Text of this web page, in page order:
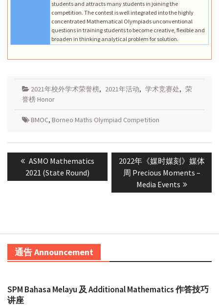
students and attracts many students in joining the
competition. The contest is well integrated into the highly
concentrated Mathematical Olympiads unconventional
questions in training students to become creative, flexible and
broaden in thinking analytical problem for solution.
2021年校外学术荣誉榜, 2021年活动, 学术竞赛处, 荣
誉榜 Honor
BMOC, Borneo Maths Olympiad Competition
navigation
Previous
post:
ASMO Mathematics
2021 (State Round)
Next
post:
2022年《媒时媒刻》媒体
周 Precious Moments –
Media Events
通告 Announcement
SPM Bahasa Melayu 及 Additional Mathematics 作答技巧
讲座